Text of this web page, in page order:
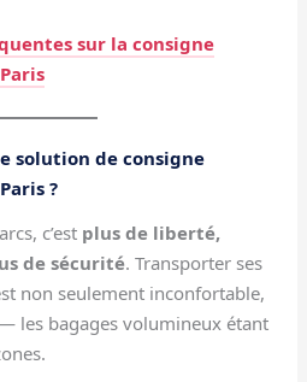
sur la consigne
solution de consigne
?
c’est plus de liberté,
de sécurité. Transporter ses
non seulement inconfortable,
les bagages volumineux étant